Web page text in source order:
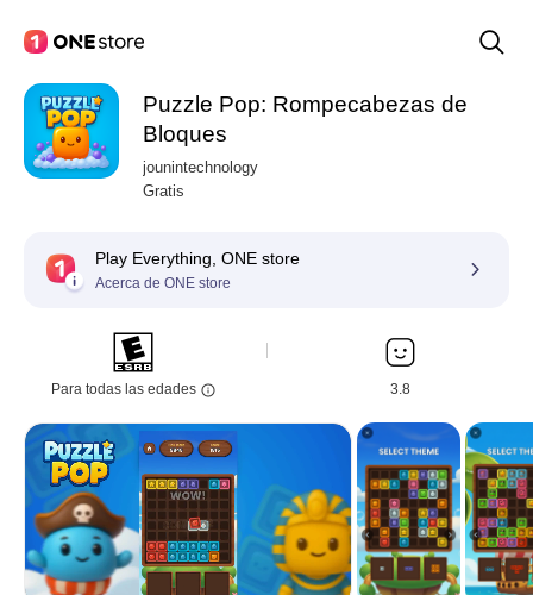
Puzzle Pop: Rompecabezas de
Bloques
jounintechnology
Gratis
Play Everything, ONE store
Acerca de ONE store
Para todas las edades 3.8